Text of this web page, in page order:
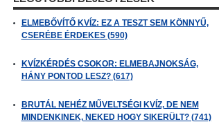
ELMEBŐVÍTŐ KVÍZ: EZ A TESZT SEM KÖNNYŰ,
CSERÉBE ÉRDEKES (590)
KVÍZKÉRDÉS CSOKOR: ELMEBAJNOKSÁG,
HÁNY PONTOD LESZ? (617)
BRUTÁL NEHÉZ MŰVELTSÉGI KVÍZ, DE NEM
MINDENKINEK, NEKED HOGY SIKERÜLT? (741)